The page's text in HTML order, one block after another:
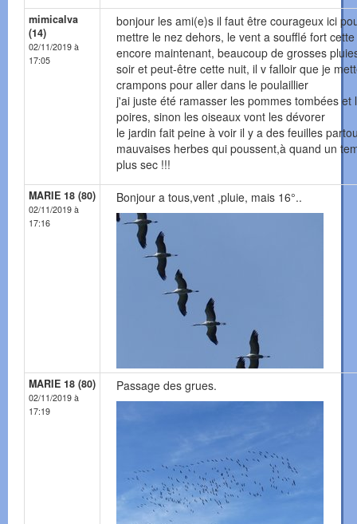
mimicalva
(14)
02/11/2019 à
17:05
bonjour les ami(e)s il faut être courageux ici
mettre le nez dehors, le vent a soufflé fort
encore maintenant, beaucoup de grosses
soir et peut-être cette nuit, il v falloir que je
crampons pour aller dans le poulaillier
j'ai juste été ramasser les pommes tombées et
poires, sinon les oiseaux vont les dévorer
le jardin fait peine à voir il y a des feuilles
mauvaises herbes qui poussent,à quand un
plus sec !!!
MARIE 18 (80)
02/11/2019 à
17:16
Bonjour a tous,vent ,pluie, mais 16°..
MARIE 18 (80)
02/11/2019 à
17:19
Passage des grues.